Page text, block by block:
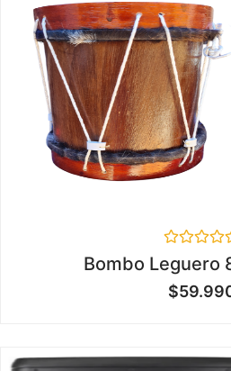
en
0
de
Bombo Leguero
$